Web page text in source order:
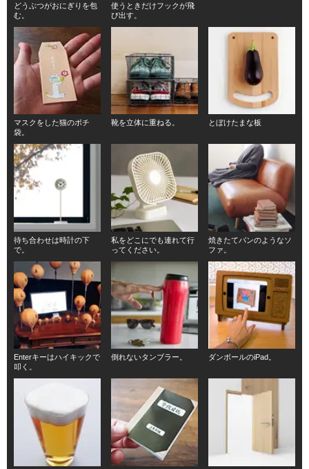
どうぶつがおにぎりを包
む。
使うときだけフックが飛
び出す。
マスクをした猫のポチ
袋。
靴を立体に重ねる。 とぼけたまな板
待ち合わせは時計の下
で。
私をどこにでも連れて行
ってください。
焼きたてパンのようなソ
ファ。
Enterキーはハイキックで
叩く。
倒れないタンブラー。 ダンボールのiPad。